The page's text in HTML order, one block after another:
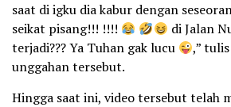
saat di igku dia kabur dengan
seikat pisang!!! !!!!
di Jalan
terjadi??? Ya Tuhan gak lucu
,”
unggahan tersebut.
Hingga saat ini, video tersebut telah